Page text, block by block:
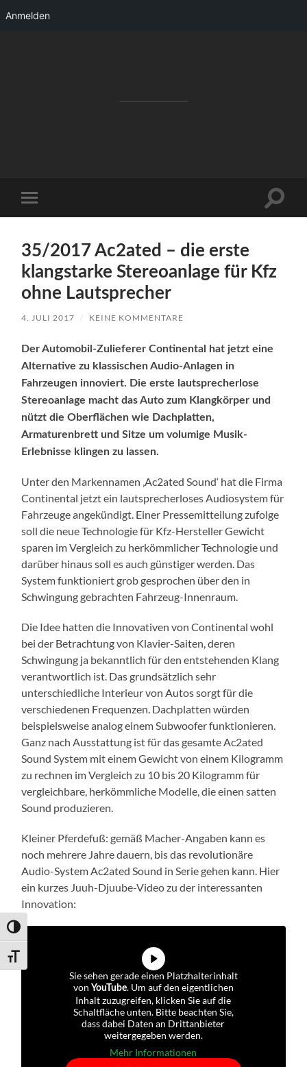
Umschalten auf hohe Kontraste
Schrift vergrößern
Anmelden
Mobile-
Menü
35/2017 Ac2ated – die erste
klangstarke Stereoanlage für Kfz
ohne Lautsprecher
4. JULI 2017 / KEINE KOMMENTARE
Der Automobil-Zulieferer Continental hat jetzt eine
Alternative zu klassischen Audio-Anlagen in
Fahrzeugen innoviert. Die erste lautsprecherlose
Stereoanlage macht das Auto zum Klangkörper und
nützt die Oberflächen wie Dachplatten,
Armaturenbrett und Sitze um volumige Musik-
Erlebnisse klingen zu lassen.
Unter den Markennamen ‚Ac2ated Sound‘ hat die Firma
Continental jetzt ein lautsprecherloses Audiosystem für
Fahrzeuge angekündigt. Einer Pressemitteilung zufolge
soll die neue Technologie für Kfz-Hersteller Gewicht
sparen im Vergleich zu herkömmlicher Technologie und
darüber hinaus soll es auch günstiger werden. Das
System funktioniert grob gesprochen über den in
Schwingung gebrachten Fahrzeug-Innenraum.
Die Idee hatten die Innovativen von Continental wohl
bei der Betrachtung von Klavier-Saiten, deren
Schwingung ja bekanntlich für den entstehenden Klang
verantwortlich ist. Das grundsätzlich sehr
unterschiedliche Interieur von Autos sorgt für die
verschiedenen Frequenzen. Dachplatten würden
beispielsweise analog einem Subwoofer funktionieren.
Ganz nach Ausstattung ist für das gesamte Ac2ated
Sound System mit einem Gewicht von einem Kilogramm
zu rechnen im Vergleich zu 10 bis 20 Kilogramm für
vergleichbare, herkömmliche Modelle, die einen satten
Sound produzieren.
Kleiner Pferdefuß: gemäß Macher-Angaben kann es
noch mehrere Jahre dauern, bis das revolutionäre
Audio-System Ac2ated Sound in Serie gehen kann. Hier
ein kurzes Juuh-Djuube-Video zu der interessanten
Innovation:
Sie sehen gerade einen Platzhalterinhalt
von YouTube. Um auf den eigentlichen
Inhalt zuzugreifen, klicken Sie auf die
Schaltfläche unten. Bitte beachten Sie,
dass dabei Daten an Drittanbieter
weitergegeben werden.
Mehr Informationen